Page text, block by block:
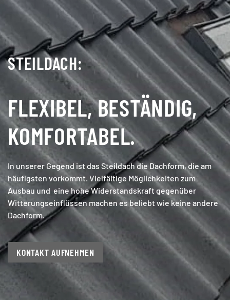
STEILDACH:
FLEXIBEL, BESTÄNDIG,
KOMFORTABEL.
In unserer Gegend ist das Steildach die Dachform, die am
häufigsten vorkommt. Vielfältige Möglichkeiten zum
Ausbau und eine hohe Widerstandskraft gegenüber
Witterungseinflüssen machen es beliebt wie keine andere
Dachform.
KONTAKT AUFNEHMEN